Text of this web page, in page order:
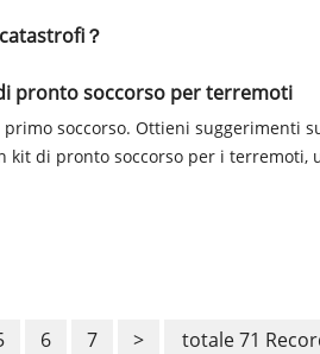
？
pronto soccorso per terremoti
soccorso. Ottieni suggerimenti
di pronto soccorso per i terremoti,
6 7 > totale 71